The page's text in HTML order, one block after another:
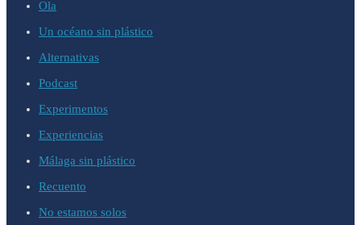
Ola
Un océano sin plástico
Alternativas
Podcast
Experimentos
Experiencias
Málaga sin plástico
Recuento
No estamos solos